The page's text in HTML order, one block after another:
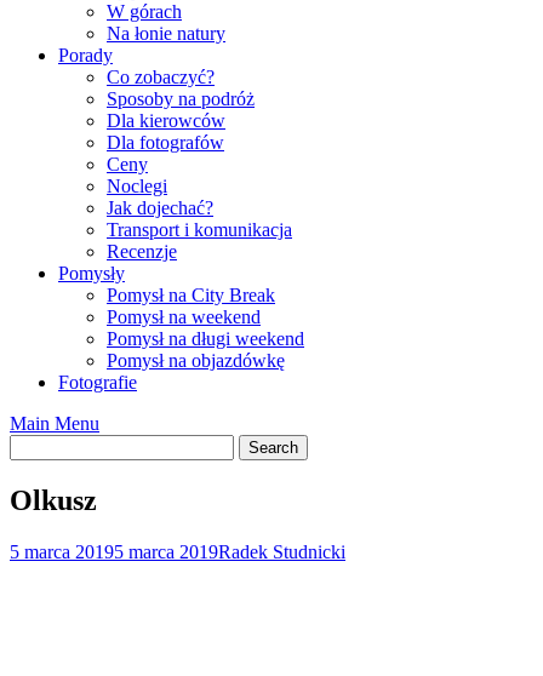
W górach
Na łonie natury
Porady
Co zobaczyć?
Sposoby na podróż
Dla kierowców
Dla fotografów
Ceny
Noclegi
Jak dojechać?
Transport i komunikacja
Recenzje
Pomysły
Pomysł na City Break
Pomysł na weekend
Pomysł na długi weekend
Pomysł na objazdówkę
Fotografie
Main Menu
Olkusz
5 marca 20195 marca 2019Radek Studnicki